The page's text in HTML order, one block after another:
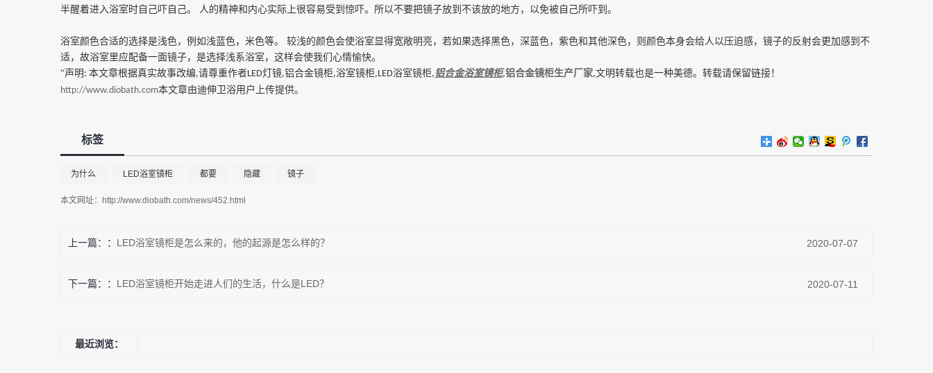
半醒着进入浴室时自己吓自己。
人的精神和内心实际上很容易受到惊吓。所以不要把镜子放到不该放的地方，以免被自己所吓到。
浴室颜色合适的选择是浅色，例如浅蓝色，米色等。
较浅的颜色会使浴室显得宽敞明亮，若如果选择黑色，深蓝色，紫色和其他深色，则颜色本身会给人以压迫感，镜子的反射会更加感到不
适，故浴室里应配备一面镜子，是选择浅系浴室，这样会使我们心情愉快。
“声明 : 本文章根据真实故事改编,请尊重作者LED灯镜,铝合金镜柜,浴室镜柜,LED浴室镜柜, 铝合金浴室镜柜,铝合金镜柜生产厂家,文明转载也是一种美德。转载请保留链接！
http://www.diobath.com本文章由迪伸卫浴用户上传提供。
标签
为什么 LED浴室镜柜 都要 隐藏 镜子
本文网址： http://www.diobath.com/news/452.html
上一篇： LED浴室镜柜​是怎么来的，他的起源是怎么样的？ 2020-07-07
下一篇： LED浴室镜柜开始走进人们的生活，什么是LED？ 2020-07-11
最近浏览：